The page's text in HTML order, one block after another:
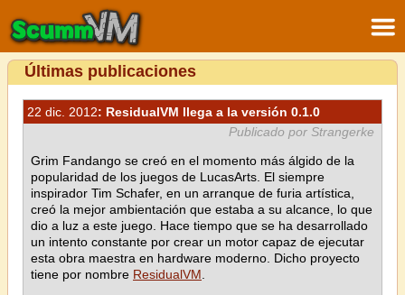
Últimas publicaciones
22 dic. 2012: ResidualVM llega a la versión 0.1.0
Publicado por Strangerke
Grim Fandango se creó en el momento más álgido de la
popularidad de los juegos de LucasArts. El siempre
inspirador Tim Schafer, en un arranque de furia artística,
creó la mejor ambientación que estaba a su alcance, lo que
dio a luz a este juego. Hace tiempo que se ha desarrollado
un intento constante por crear un motor capaz de ejecutar
esta obra maestra en hardware moderno. Dicho proyecto
tiene por nombre ResidualVM